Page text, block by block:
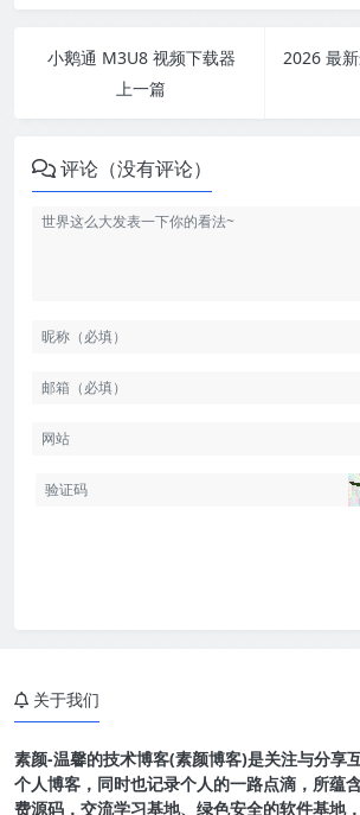
小鹅通 M3U8 视频下载器
上一篇
评论（没有评论）
关于我们
素颜-温馨的技术博客(素颜博客)是关注与分享
个人博客，同时也记录个人的一路点滴，所蕴
费源码，交流学习基地、绿色安全的软件基地